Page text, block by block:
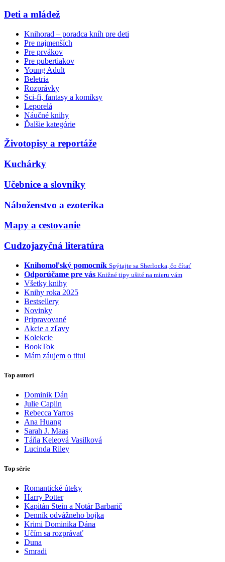
Deti a mládež
Knihorad – poradca kníh pre deti
Pre najmenších
Pre prvákov
Pre pubertiakov
Young Adult
Beletria
Rozprávky
Sci-fi, fantasy a komiksy
Leporelá
Náučné knihy
Ďalšie kategórie
Životopisy a reportáže
Kuchárky
Učebnice a slovníky
Náboženstvo a ezoterika
Mapy a cestovanie
Cudzojazyčná literatúra
Knihomoľský pomocník Spýtajte sa Sherlocka, čo čítať
Odporúčame pre vás Knižné tipy ušité na mieru vám
Všetky knihy
Knihy roka 2025
Bestsellery
Novinky
Pripravované
Akcie a zľavy
Kolekcie
BookTok
Mám záujem o titul
Top autori
Dominik Dán
Julie Caplin
Rebecca Yarros
Ana Huang
Sarah J. Maas
Táňa Keleová Vasilková
Lucinda Riley
Top série
Romantické úteky
Harry Potter
Kapitán Stein a Notár Barbarič
Denník odvážneho bojka
Krimi Dominika Dána
Učím sa rozprávať
Duna
Smradi